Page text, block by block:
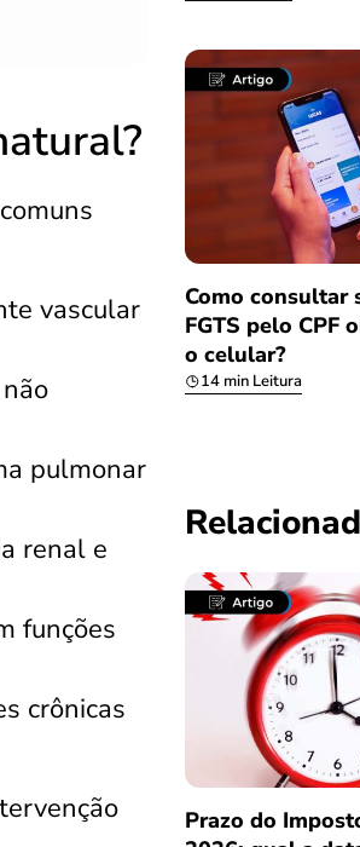
vascular
pulmonar
renal e
funções
crônicas
Como consultar
FGTS pelo CPF
o celular?
14 min Leitura
Prazo do